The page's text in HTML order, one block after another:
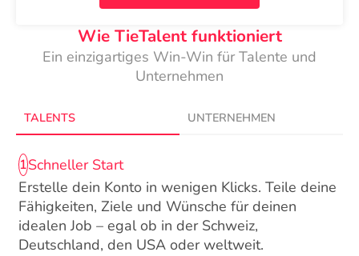
Wie TieTalent funktioniert
Ein einzigartiges Win-Win für Talente und
Unternehmen
TALENTS UNTERNEHMEN
1Schneller Start
Erstelle dein Konto in wenigen Klicks. Teile deine
Fähigkeiten, Ziele und Wünsche für deinen
idealen Job – egal ob in der Schweiz,
Deutschland, den USA oder weltweit.